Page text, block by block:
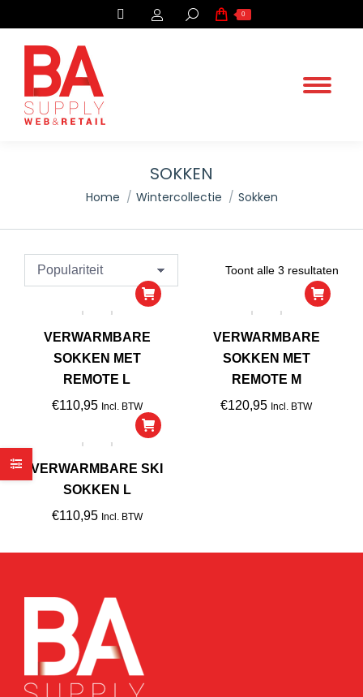
Search: 0
SOKKEN
You are here:
Home Wintercollectie Sokken
Toont alle 3 resultaten
VERWARMBARE
SOKKEN MET
REMOTE L
€110,95 Incl. BTW
VERWARMBARE
SOKKEN MET
REMOTE M
€120,95 Incl. BTW
VERWARMBARE SKI
SOKKEN L
€110,95 Incl. BTW